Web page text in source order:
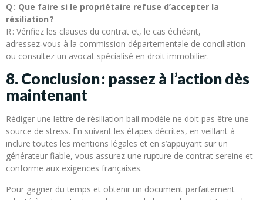
Q : Que faire si le propriétaire refuse d’accepter la
résiliation ?
R : Vérifiez les clauses du contrat et, le cas échéant,
adressez‑vous à la commission départementale de conciliation
ou consultez un avocat spécialisé en droit immobilier.
8. Conclusion : passez à l’action dès
maintenant
Rédiger une lettre de résiliation bail modèle ne doit pas être une
source de stress. En suivant les étapes décrites, en veillant à
inclure toutes les mentions légales et en s’appuyant sur un
générateur fiable, vous assurez une rupture de contrat sereine et
conforme aux exigences françaises.
Pour gagner du temps et obtenir un document parfaitement